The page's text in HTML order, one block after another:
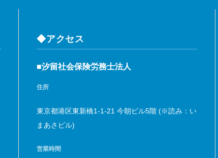
◆アクセス
■汐留社会保険労務士法人
住所
東京都港区東新橋1-1-21 今朝ビル5階 (※読み：い
まあさビル)
営業時間